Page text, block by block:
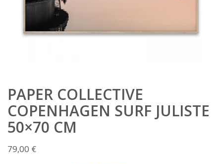
PAPER COLLECTIVE
COPENHAGEN SURF JULISTE
50×70 CM
79,00 €